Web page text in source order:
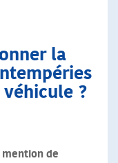
la
véhicule ?
mention de